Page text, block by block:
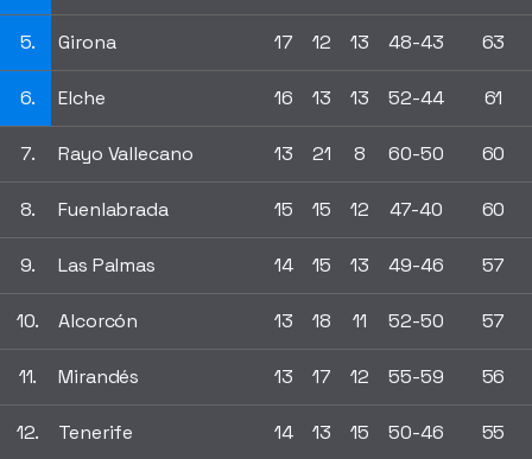
5. Girona 17 12 13 48-43 63
6. Elche 16 13 13 52-44 61
7. Rayo Vallecano 13 21 8 60-50 60
8. Fuenlabrada 15 15 12 47-40 60
9. Las Palmas 14 15 13 49-46 57
10. Alcorcón 13 18 11 52-50 57
11. Mirandés 13 17 12 55-59 56
12. Tenerife 14 13 15 50-46 55